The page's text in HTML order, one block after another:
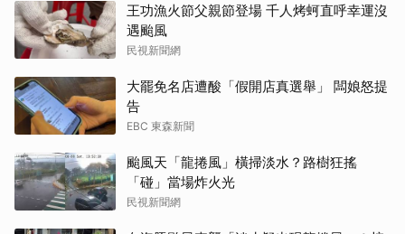
王功漁火節父親節登場 千人烤蚵直呼幸運沒
遇颱風
民視新聞網
大罷免名店遭酸「假開店真選舉」 闆娘怒提
告
EBC 東森新聞
颱風天「龍捲風」橫掃淡水？路樹狂搖
「碰」當場炸火光
民視新聞網